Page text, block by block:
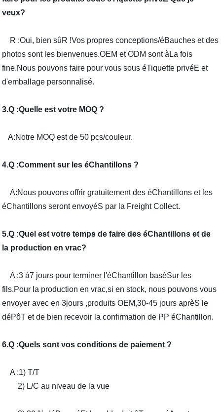
veux?
R :Oui, bien sûR !Vos propres conceptions/éBauches et des
photos sont les bienvenues.OEM et ODM sont àLa fois
fine.Nous pouvons faire pour vous sous éTiquette privéE et
d'emballage personnalisé.
3.Q :Quelle est votre MOQ ?
A:Notre MOQ est de 50 pcs/couleur.
4.Q :Comment sur les éChantillons ?
A:Nous pouvons offrir gratuitement des éChantillons et les
éChantillons seront envoyéS par la Freight Collect.
5.Q :Quel est votre temps de faire des éChantillons et de
la production en vrac?
A :3 à7 jours pour terminer l'éChantillon baséSur les
fils.Pour la production en vrac,si en stock, nous pouvons vous
envoyer avec en 3jours ,produits OEM,30-45 jours aprèS le
déPôT et de bien recevoir la confirmation de PP éChantillon.
6.Q :Quels sont vos conditions de paiement ?
A :1) T/T
2) L/C au niveau de la vue